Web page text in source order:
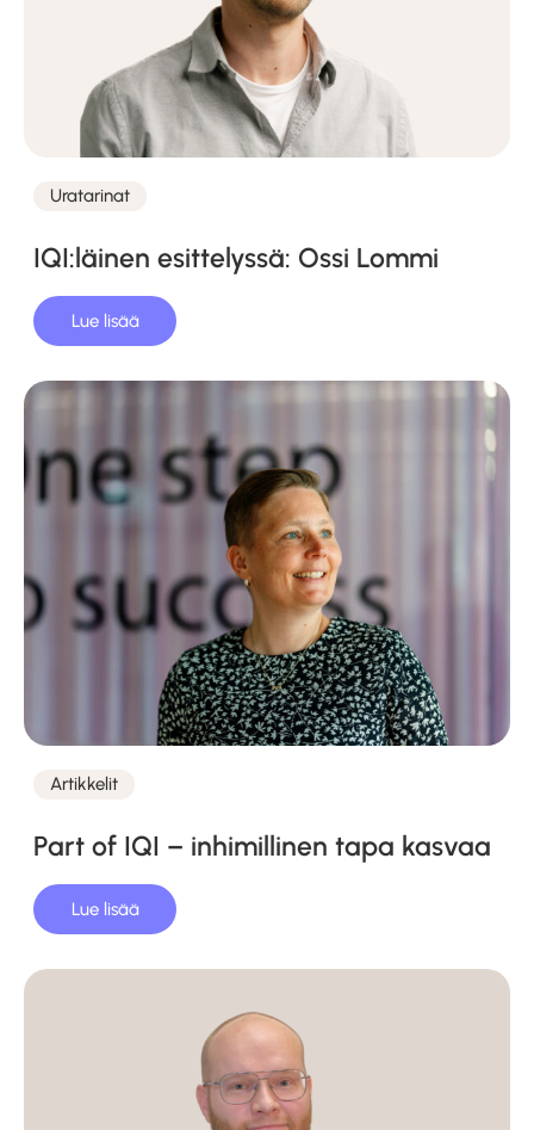
Uratarinat
IQI:läinen esittelyssä: Ossi Lommi
Lue lisää
Artikkelit
Part of IQI – inhimillinen tapa kasvaa
Lue lisää